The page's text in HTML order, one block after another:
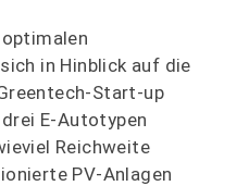
in Hinblick auf die
Start-up
E-Autotypen
Reichweite
PV-Anlagen